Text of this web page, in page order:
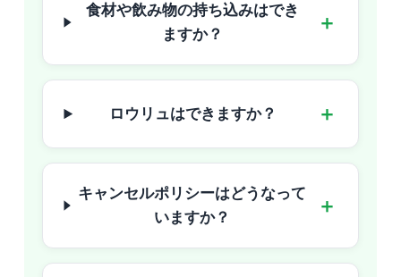
食材や飲み物の持ち込みはでき
ますか？
＋
ロウリュはできますか？ ＋
キャンセルポリシーはどうなって
いますか？
＋